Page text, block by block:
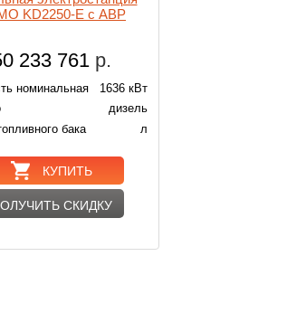
KD2250-E с АВР
233 761 р.
номинальная
1636 кВт
дизель
бака
л
КУПИТЬ
СКИДКУ